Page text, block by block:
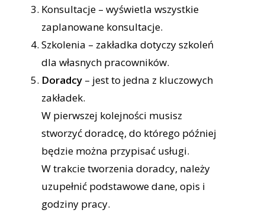
Konsultacje – wyświetla wszystkie
zaplanowane konsultacje.
Szkolenia – zakładka dotyczy szkoleń
dla własnych pracowników.
Doradcy – jest to jedna z kluczowych
zakładek.
W pierwszej kolejności musisz
stworzyć doradcę, do którego później
będzie można przypisać usługi.
W trakcie tworzenia doradcy, należy
uzupełnić podstawowe dane, opis i
godziny pracy.